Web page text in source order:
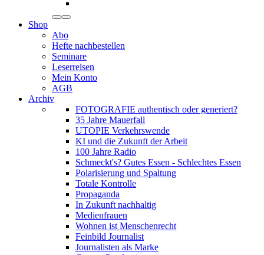
Shop
Abo
Hefte nachbestellen
Seminare
Leserreisen
Mein Konto
AGB
Archiv
FOTOGRAFIE authentisch oder generiert?
35 Jahre Mauerfall
UTOPIE Verkehrswende
KI und die Zukunft der Arbeit
100 Jahre Radio
Schmeckt's? Gutes Essen - Schlechtes Essen
Polarisierung und Spaltung
Totale Kontrolle
Propaganda
In Zukunft nachhaltig
Medienfrauen
Wohnen ist Menschenrecht
Feinbild Journalist
Journalisten als Marke